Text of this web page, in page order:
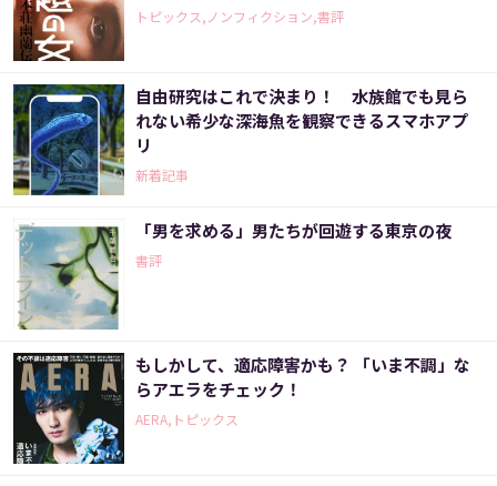
トピックス,ノンフィクション,書評
自由研究はこれで決まり！ 水族館でも見ら
れない希少な深海魚を観察できるスマホアプ
リ
新着記事
「男を求める」男たちが回遊する東京の夜
書評
もしかして、適応障害かも？ 「いま不調」な
らアエラをチェック！
AERA,トピックス